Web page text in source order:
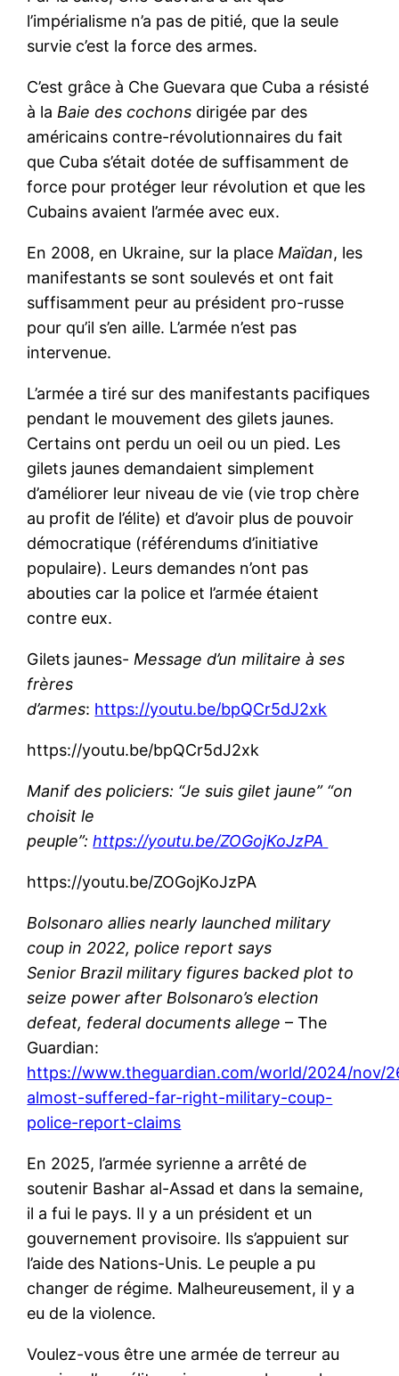
l’impérialisme n’a pas de pitié, que la seule
survie c’est la force des armes.
C’est grâce à Che Guevara que Cuba a résisté
à la Baie des cochons dirigée par des
américains contre-révolutionnaires du fait
que Cuba s’était dotée de suffisamment de
force pour protéger leur révolution et que les
Cubains avaient l’armée avec eux.
En 2008, en Ukraine, sur la place Maïdan, les
manifestants se sont soulevés et ont fait
suffisamment peur au président pro-russe
pour qu’il s’en aille. L’armée n’est pas
intervenue.
L’armée a tiré sur des manifestants pacifiques
pendant le mouvement des gilets jaunes.
Certains ont perdu un oeil ou un pied. Les
gilets jaunes demandaient simplement
d’améliorer leur niveau de vie (vie trop chère
au profit de l’élite) et d’avoir plus de pouvoir
démocratique (référendums d’initiative
populaire). Leurs demandes n’ont pas
abouties car la police et l’armée étaient
contre eux.
Gilets jaunes- Message d’un militaire à ses
frères
d’armes: https://youtu.be/bpQCr5dJ2xk
https://youtu.be/bpQCr5dJ2xk
Manif des policiers: “Je suis gilet jaune” “on
choisit le
peuple”:https://youtu.be/ZOGojKoJzPA
https://youtu.be/ZOGojKoJzPA
Bolsonaro allies nearly launched military
coup in 2022, police report says
Senior Brazil military figures backed plot to
seize power after Bolsonaro’s election
defeat, federal documents allege – The
Guardian:
https://www.theguardian.com/world/2024/nov/
almost-suffered-far-right-military-coup-
police-report-claims
En 2025, l’armée syrienne a arrêté de
soutenir Bashar al-Assad et dans la semaine,
il a fui le pays. Il y a un président et un
gouvernement provisoire. Ils s’appuient sur
l’aide des Nations-Unis. Le peuple a pu
changer de régime. Malheureusement, il y a
eu de la violence.
Voulez-vous être une armée de terreur au